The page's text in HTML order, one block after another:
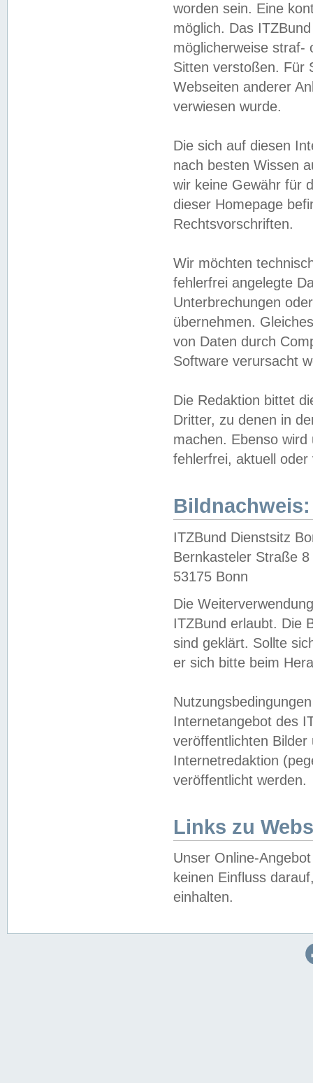
worden sein. Eine
möglich. Das
möglicherweise straf-
Sitten verstoßen. Für
Webseiten anderer
verwiesen wurde.
Die sich auf diesen
nach besten Wissen
wir keine Gewähr für
dieser Homepage
Rechtsvorschriften.
Wir möchten
fehlerfrei angelegte
Unterbrechungen
übernehmen.
von Daten durch
Software verursacht
Die Redaktion bittet
Dritter, zu denen in
machen. Ebenso
fehlerfrei, aktuell oder
Bildnachweis:
ITZBund Dienstsitz
Bernkasteler Straße 8
53175 Bonn
Die
ITZBund erlaubt. Die
sind geklärt. Sollte
er sich bitte beim
Internetangebot des
veröffentlichten
Internetredaktion
veröffentlicht werden.
Links zu
Unser Online-
keinen Einfluss
einhalten.